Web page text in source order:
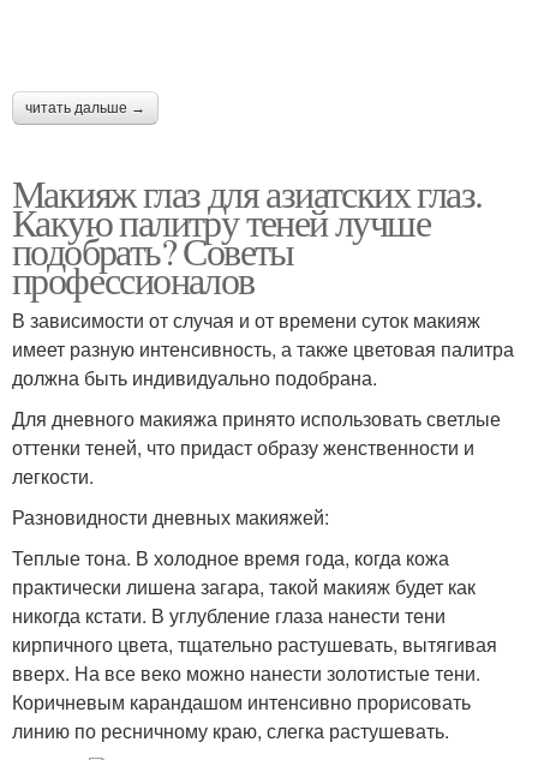
читать дальше →
Макияж глаз для азиатских глаз.
Какую палитру теней лучше
подобрать? Советы
профессионалов
В зависимости от случая и от времени суток макияж
имеет разную интенсивность, а также цветовая палитра
должна быть индивидуально подобрана.
Для дневного макияжа принято использовать светлые
оттенки теней, что придаст образу женственности и
легкости.
Разновидности дневных макияжей:
Теплые тона. В холодное время года, когда кожа
практически лишена загара, такой макияж будет как
никогда кстати. В углубление глаза нанести тени
кирпичного цвета, тщательно растушевать, вытягивая
вверх. На все веко можно нанести золотистые тени.
Коричневым карандашом интенсивно прорисовать
линию по ресничному краю, слегка растушевать.